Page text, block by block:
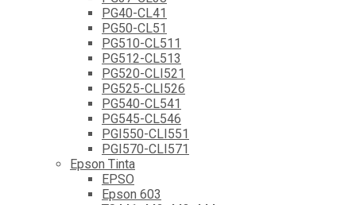
PG40-CL41
PG50-CL51
PG510-CL511
PG512-CL513
PG520-CLI521
PG525-CLI526
PG540-CL541
PG545-CL546
PGI550-CLI551
PGI570-CLI571
Epson Tinta
EPSO
Epson 603